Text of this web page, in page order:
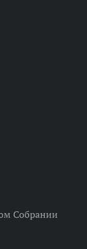
Собрании